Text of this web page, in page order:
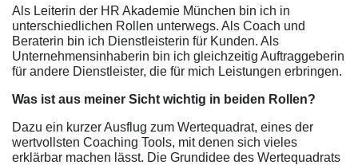
Als Leiterin der HR Akademie München bin ich in
unterschiedlichen Rollen unterwegs. Als Coach und
Beraterin bin ich Dienstleisterin für Kunden. Als
Unternehmensinhaberin bin ich gleichzeitig Auftraggeberin
für andere Dienstleister, die für mich Leistungen erbringen.
Was ist aus meiner Sicht wichtig in beiden Rollen?
Dazu ein kurzer Ausflug zum Wertequadrat, eines der
wertvollsten Coaching Tools, mit denen sich vieles
erklärbar machen lässt. Die Grundidee des Wertequadrats